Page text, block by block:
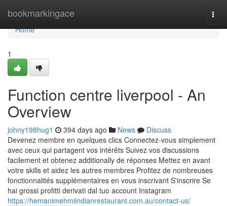
bookmarkingace
Home
Home
1
Function centre liverpool - An
Overview
johny198hug1 394 days ago News
Discuss
Devenez membre en quelques clics Connectez-vous simplement
avec ceux qui partagent vos intérêts Suivez vos discussions
facilement et obtenez additionally de réponses Mettez en avant
votre skills et aidez les autres membres Profitez de nombreuses
fonctionnalités supplémentaires en vous inscrivant S'inscrire Se
hai grossi profitti derivati dal tuo account Instagram
https://hemanimehmiindianrestaurant.com.au/contact-us/